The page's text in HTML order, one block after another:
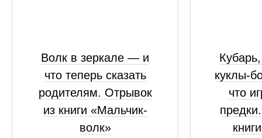
Волк в зеркале — и
что теперь сказать
родителям. Отрывок
из книги «Мальчик-
волк»
куклы-
что